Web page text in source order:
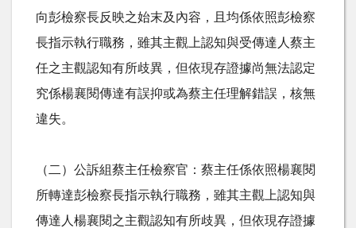
向彭檢察長反映之始末及內容，且均係依照彭檢察
長指示執行職務，雖其主觀上認知與受傳達人蔡主
任之主觀認知有所歧異，但依現存證據尚無法認定
究係楊襄閱傳達有誤抑或為蔡主任理解錯誤，核無
違失。
（二）公訴組蔡主任檢察官：蔡主任係依照楊襄閱
所轉達彭檢察長指示執行職務，雖其主觀上認知與
傳達人楊襄閱之主觀認知有所歧異，但依現存證據